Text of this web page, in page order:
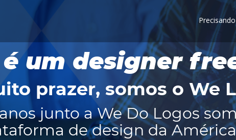
é um designer
prazer, somos o We
anos junto a We Do Logos
de design da